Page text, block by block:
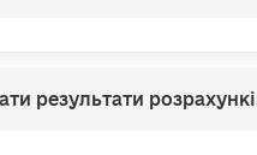
результати